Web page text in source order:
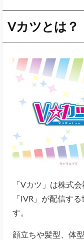
Vカツとは？
「Vカツ」は株式
「IVR」が配信す
す。
顔立ちや髪型、体